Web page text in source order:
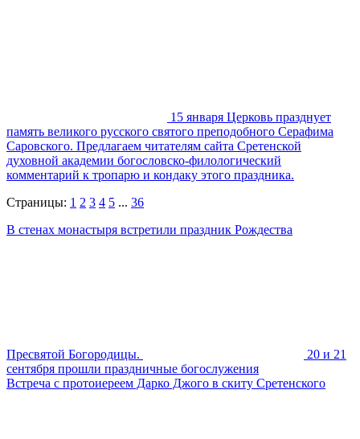
15 января Церковь празднует
память великого русского святого преподобного Серафима
Саровского. Предлагаем читателям сайта Сретенской
духовной академии богословско-филологический
комментарий к тропарю и кондаку этого праздника.
Страницы: 1 2 3 4 5 ... 36
В стенах монастыря встретили праздник Рождества
Пресвятой Богородицы.
20 и 21
сентября прошли праздничные богослужения
Встреча с протоиереем Дарко Джого в скиту Сретенского